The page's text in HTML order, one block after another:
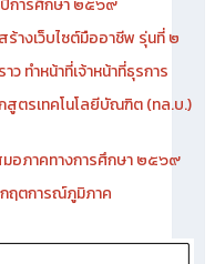
าที่เจ้าหน้าที่ธุกรการ
ฝึกประสบการณ์วิชาชีพ รูป
การศึกษา ๒๕๖๙
งเว็บไซต์มืออาชีพ รุ่นที่ ๒
ทำหน้าที่เจ้าหน้าที่ธุรการ
รเทคโนโลยีบัณฑิต (ทล.บ.)
มอภาคทางการศึกษา ๒๕๖๙